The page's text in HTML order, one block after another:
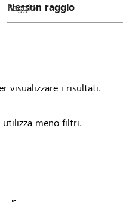
Raggio
visualizzare i risultati.
meno filtri.